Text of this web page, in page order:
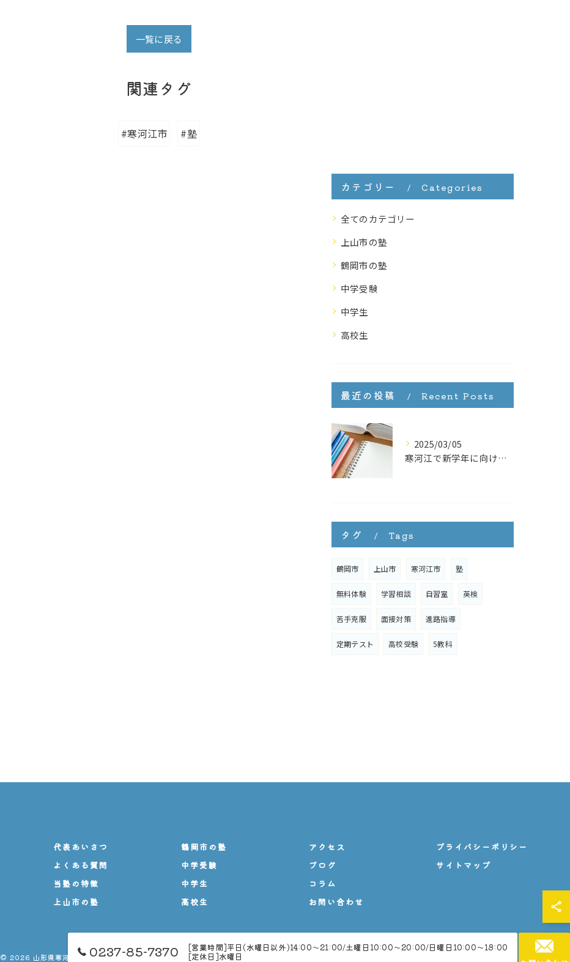
一覧に戻る
関連タグ
#寒河江市 #塾
カテゴリー Categories
全てのカテゴリー
上山市の塾
鶴岡市の塾
中学受験
中学生
高校生
最近の投稿 Recent Posts
2025/03/05
寒河江で新学年に向けて塾を探されている方は明光義塾寒河江教室へ
タグ Tags
鶴岡市 上山市 寒河江市 塾
無料体験 学習相談 自習室 英検
苦手克服 面接対策 進路指導
定期テスト 高校受験 5教科
0237-85-7370 [営業時間]平日(水曜日以外)14:00～21:00/土曜日10:00～20:00/日曜日10:00～18:00
[定休日]水曜日
代表あいさつ
よくある質問
当塾の特徴
上山市の塾
鶴岡市の塾
中学受験
中学生
高校生
アクセス
ブログ
コラム
お問い合わせ
プライバシーポリシー
サイトマップ
© 2026 山形県寒河江市の塾なら株式会社これからもありがとう ALL RIGHTS RESERVED.